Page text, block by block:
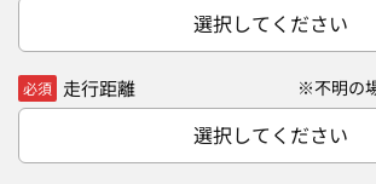
選択してください
必須 走行距離 ※不明の
選択してください